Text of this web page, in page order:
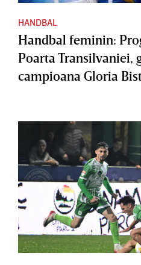
HANDBAL
Handbal feminin:
Poarta Transilvaniei,
campioana Gloria